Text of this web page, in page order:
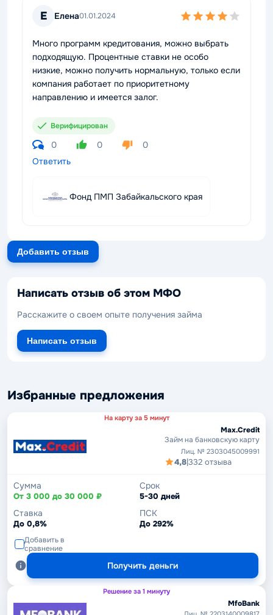
Е Елена01.01.2024
Много программ кредитования, можно выбрать
подходящую. Процентные ставки не особо
низкие, можно получить нормальную, только если
компания работает по приоритетному
направлению и имеется залог.
Верифицирован
0 0
0
Ответить
Фонд ПМП Забайкальского края
Добавить отзыв
Написать отзыв об этом МФО
Расскажите о своем опыте получения займа
Написать отзыв
Избранные предложения
На карту за 5 минут
Max.Credit
Займ на банковскую карту
Лиц. № 2303045009991
4,8|332 отзыва
Сумма
От 3 000 до 30 000 ₽
Срок
5-30 дней
Ставка
До 0,8%
ПСК
До 292%
Добавить в
сравнение
Получить деньги
Решение за 1 минуту
MfoBank